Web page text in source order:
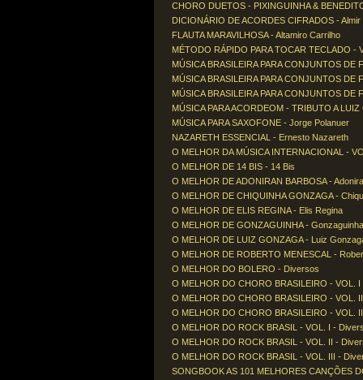
CHORO DUETOS - PIXINGUINHA &
DICIONÁRIO DE ACORDES CIFRADOS - Almir
FLAUTA MARAVILHOSA - Altamiro Carrilho
MÉTODO RÁPIDO PARA TOCAR TECLADO -
MÚSICA BRASILEIRA PARA CONJUNTOS DE
MÚSICA BRASILEIRA PARA CONJUNTOS DE
MÚSICA BRASILEIRA PARA CONJUNTOS DE
MÚSICA PARA ACORDEOM - TRIBUTO A
MÚSICA PARA SAXOFONE - Jorge Polanuer
NAZARETH ESSENCIAL - Ernesto Nazareth
O MELHOR DA MÚSICA INTERNACIONAL -
O MELHOR DE 14 BIS - 14 Bis
O MELHOR DE ADONIRAN BARBOSA -
O MELHOR DE CHIQUINHA GONZAGA -
O MELHOR DE ELIS REGINA - Elis Regina
O MELHOR DE GONZAGUINHA - Gonzaguinha
O MELHOR DE LUIZ GONZAGA - Luiz
O MELHOR DE ROBERTO MENESCAL -
O MELHOR DO BOLERO - Diversos
O MELHOR DO CHORO BRASILEIRO - VOL.
O MELHOR DO CHORO BRASILEIRO - VOL.
O MELHOR DO CHORO BRASILEIRO - VOL.
O MELHOR DO ROCK BRASIL - VOL. I -
O MELHOR DO ROCK BRASIL - VOL. II -
O MELHOR DO ROCK BRASIL - VOL. III -
SONGBOOK AS 101 MELHORES CANÇÕES